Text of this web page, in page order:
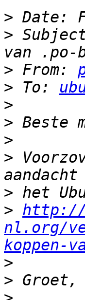
>
>
> From:
> To:
>
>
>
>
>
> http://
nl.org/
koppen-
>
>